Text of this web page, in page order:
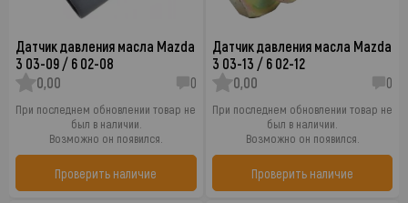
Датчик давления масла Mazda
3 03-09 / 6 02-08
0,00
0
При последнем обновлении товар не
был в наличии.
Возможно он появился.
Проверить наличие
Датчик давления масла Mazda
3 03-13 / 6 02-12
0,00
0
При последнем обновлении товар не
был в наличии.
Возможно он появился.
Проверить наличие